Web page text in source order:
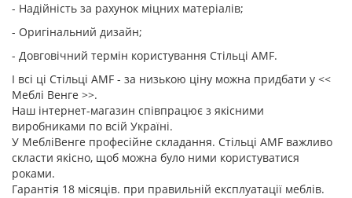
- Надійність за рахунок міцних матеріалів;
- Оригінальний дизайн;
- Довговічний термін користування Стільці AMF.
І всі ці Стільці AMF - за низькою ціну можна придбати у <<
Меблі Венге >>.
Наш інтернет-магазин співпрацює з якісними
виробниками по всій Україні.
У МебліВенге професійне складання. Стільці AMF важливо
скласти якісно, щоб можна було ними користуватися
роками.
Гарантія 18 місяців. при правильній експлуатації меблів.